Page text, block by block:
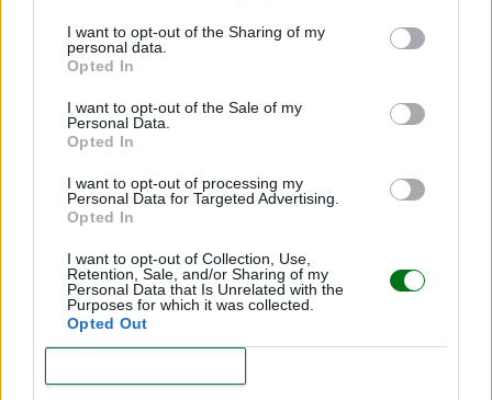
I want to opt-out of the Sharing of my
personal data.
Opted In
I want to opt-out of the Sale of my
Personal Data.
Opted In
I want to opt-out of processing my
Personal Data for Targeted Advertising.
Opted In
I want to opt-out of Collection, Use,
Retention, Sale, and/or Sharing of my
Personal Data that Is Unrelated with the
Purposes for which it was collected.
Opted Out
Viral | ¿De verdad esta fan dejó sola la carriola de
su bebé por una foto con Harry Styles?
LEER
"Me fui de fiesta con miedo y culpa": Influencer
reflexiona sobre volver a ser una misma después